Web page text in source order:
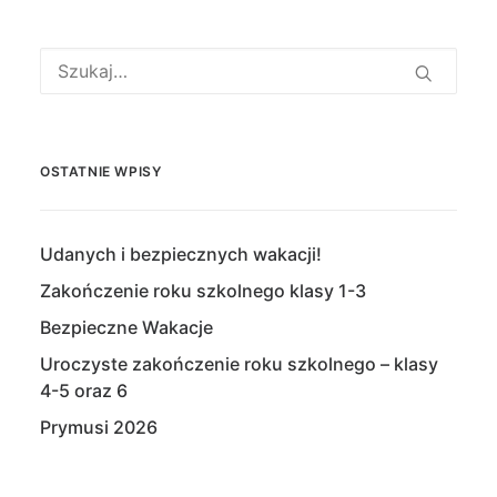
OSTATNIE WPISY
Udanych i bezpiecznych wakacji!
Zakończenie roku szkolnego klasy 1-3
Bezpieczne Wakacje
Uroczyste zakończenie roku szkolnego – klasy
4-5 oraz 6
Prymusi 2026